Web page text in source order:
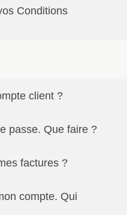
Conditions
client ?
e-mail et votre mot de
passe. Que faire ?
factures ?
.
compte. Qui